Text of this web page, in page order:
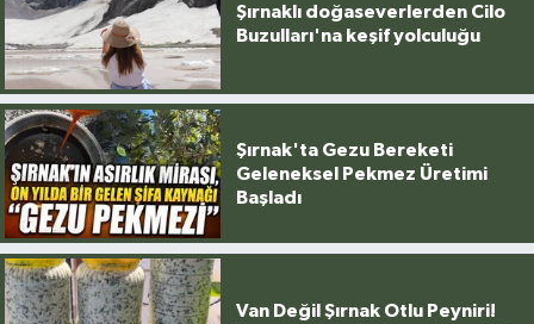
Şırnaklı doğaseverlerden Cilo
Buzulları'na keşif yolculuğu
Şırnak'ta Gezu Bereketi
Geleneksel Pekmez Üretimi
Başladı
Van Değil Şırnak Otlu Peyniri!